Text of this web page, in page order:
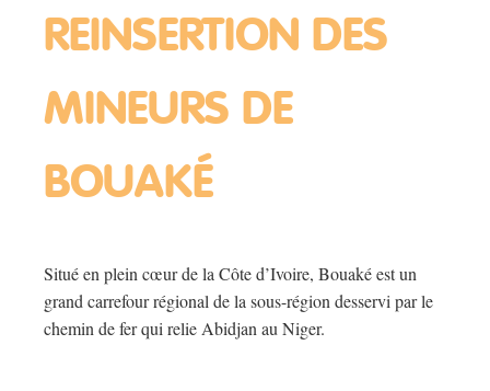
REINSERTION DES
MINEURS DE
BOUAKÉ
Situé en plein cœur de la Côte d’Ivoire, Bouaké est un
grand carrefour régional de la sous-région desservi par le
chemin de fer qui relie Abidjan au Niger.